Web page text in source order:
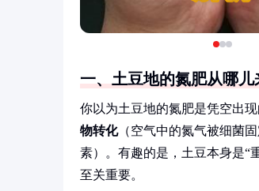
一、土豆地的氮肥从哪儿
你以为土豆地的氮肥是凭空出
物转化（空气中的氮气被细菌固
素）。有趣的是，土豆本身是“
至关重要。